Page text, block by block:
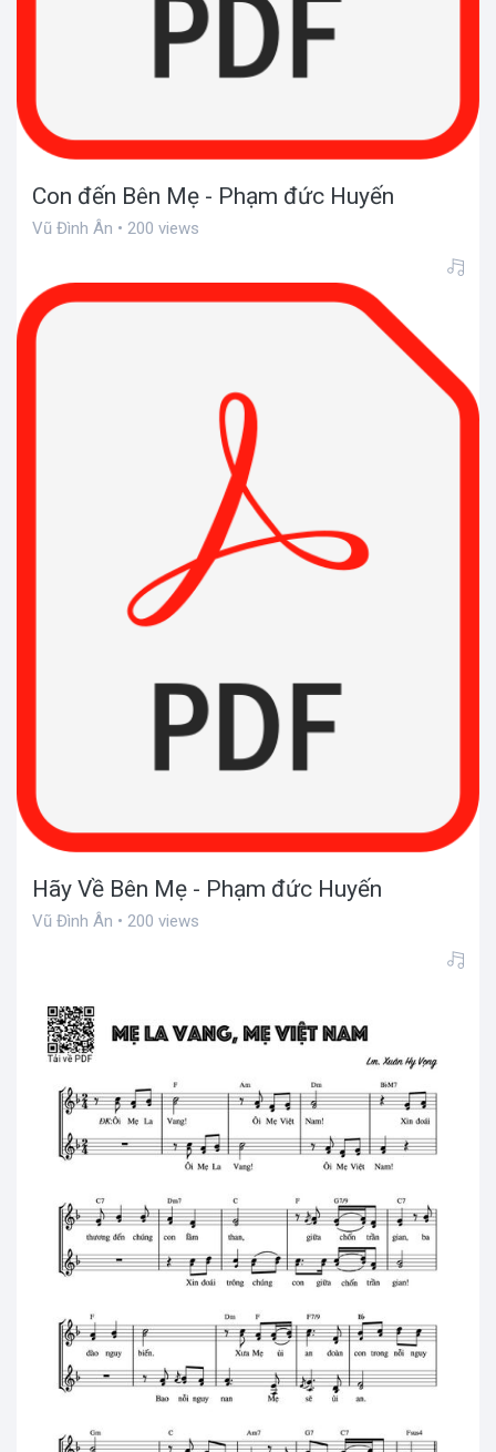
Con đến Bên Mẹ - Phạm đức Huyến
Vũ Đình Ân • 200 views
Hãy Về Bên Mẹ - Phạm đức Huyến
Vũ Đình Ân • 200 views